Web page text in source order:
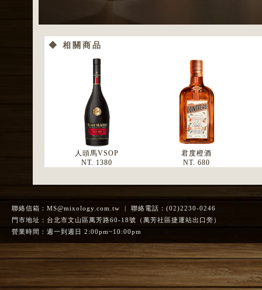
◆ 相關商品
人頭馬VSOP
NT. 1380
君度橙酒
NT. 680
聯絡信箱： MS@mixology.com.tw | 聯絡電話：(02)2230-0246
門市地址：台北市文山區萬芳路60-18號（萬芳社區捷運站出口旁）
營業時間：週一到週日 2:00pm~10:00pm